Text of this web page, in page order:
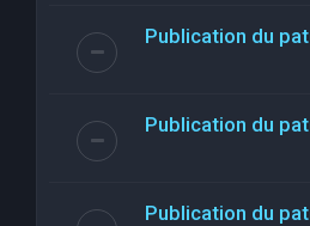
Publication du
Publication du
Publication du